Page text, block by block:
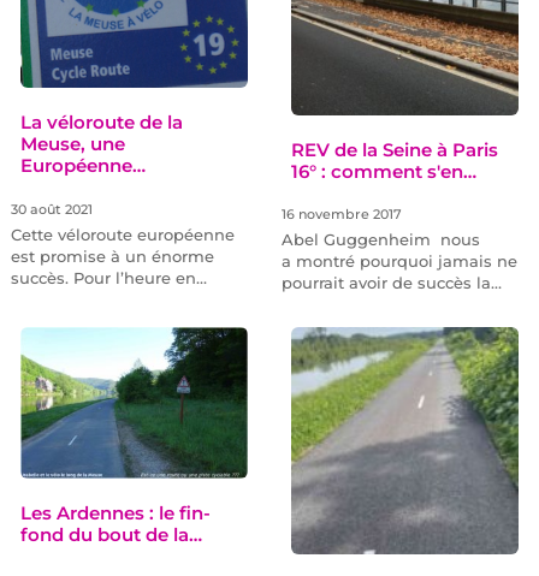
La véloroute de la
Meuse, une
Européenne…
30 août 2021
Cette véloroute européenne
est promise à un énorme
succès. Pour l’heure en…
REV de la Seine à Paris
16° : comment s'en…
16 novembre 2017
Abel Guggenheim nous
a montré pourquoi jamais ne
pourrait avoir de succès la…
Les Ardennes : le fin-
fond du bout de la…